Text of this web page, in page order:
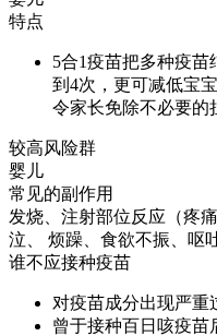
特点
5合1疫苗把多种疫
到4次，更可减低宝
令家长免除不必要的
较高风险群
婴儿
常见的副作用
发烧、注射部位反应（疼
泣、 烦躁、食欲不振、呕
谁不应接种疫苗
对疫苗成分出现严重
曾于接种百日咳疫苗